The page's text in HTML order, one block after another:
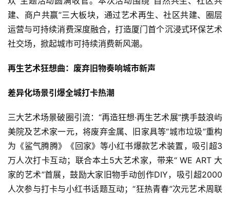
建、商户共赢”三大板块，通过艺术再生、社区共建、圈层
运营与可持续消费深度融合，打造厦门首个沉浸式环保艺术
社交场，掀起城市可持续消费新风潮。
再生艺术狂想曲：废弃旧物奏响城市新声
差异化场景引爆全城打卡热潮
三大艺术场景破圈引流：“再造狂想·再生艺术展”携手鼓浪屿
美院及艺术家一元，将废弃金属、旧家具等“城市垃圾”重构
为《鲨气腾腾》《回家》等小红书爆款艺术装置，吸引超3
万人次打卡互动；联合本土5大艺术家，带来“ WE ART 大
家的艺术”首展，鼓励大家旧物手动创作DIY，吸引超2000
人次参与打卡与小红书话题互动；“狂热青春”次元艺术周联